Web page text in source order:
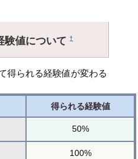
験値について†
得られる経験値が変わる
得られる経験値
50%
100%